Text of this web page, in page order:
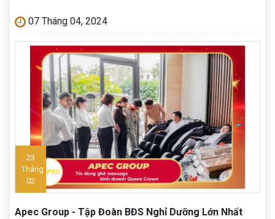
07 Tháng 04, 2024
23
Tháng
02
Apec Group - Tập Đoàn BĐS Nghỉ Dưỡng Lớn Nhất